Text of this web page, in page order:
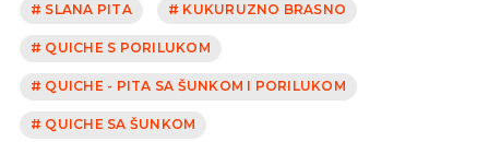
# SLANA PITA # KUKURUZNO BRASNO
# QUICHE S PORILUKOM
# QUICHE - PITA SA ŠUNKOM I PORILUKOM
# QUICHE SA ŠUNKOM